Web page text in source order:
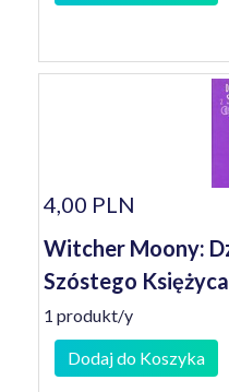
4,00 PLN
Witcher Moony:
Szóstego
1 produkt/y
Dodaj do Koszyka